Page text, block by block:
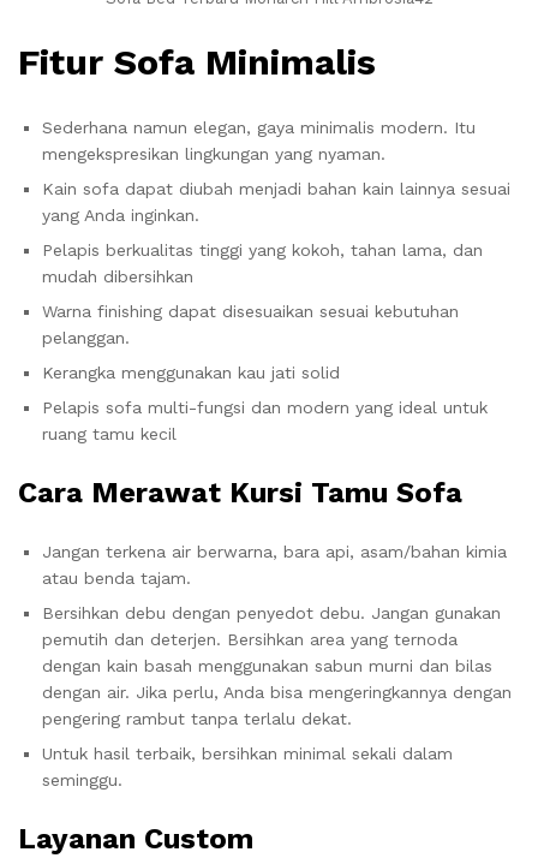
Fitur Sofa Minimalis
Sederhana namun elegan, gaya minimalis modern. Itu
mengekspresikan lingkungan yang nyaman.
Kain sofa dapat diubah menjadi bahan kain lainnya sesuai
yang Anda inginkan.
Pelapis berkualitas tinggi yang kokoh, tahan lama, dan
mudah dibersihkan
Warna finishing dapat disesuaikan sesuai kebutuhan
pelanggan.
Kerangka menggunakan kau jati solid
Pelapis sofa multi-fungsi dan modern yang ideal untuk
ruang tamu kecil
Cara Merawat Kursi Tamu Sofa
Jangan terkena air berwarna, bara api, asam/bahan kimia
atau benda tajam.
Bersihkan debu dengan penyedot debu. Jangan gunakan
pemutih dan deterjen. Bersihkan area yang ternoda
dengan kain basah menggunakan sabun murni dan bilas
dengan air. Jika perlu, Anda bisa mengeringkannya dengan
pengering rambut tanpa terlalu dekat.
Untuk hasil terbaik, bersihkan minimal sekali dalam
seminggu.
Layanan Custom